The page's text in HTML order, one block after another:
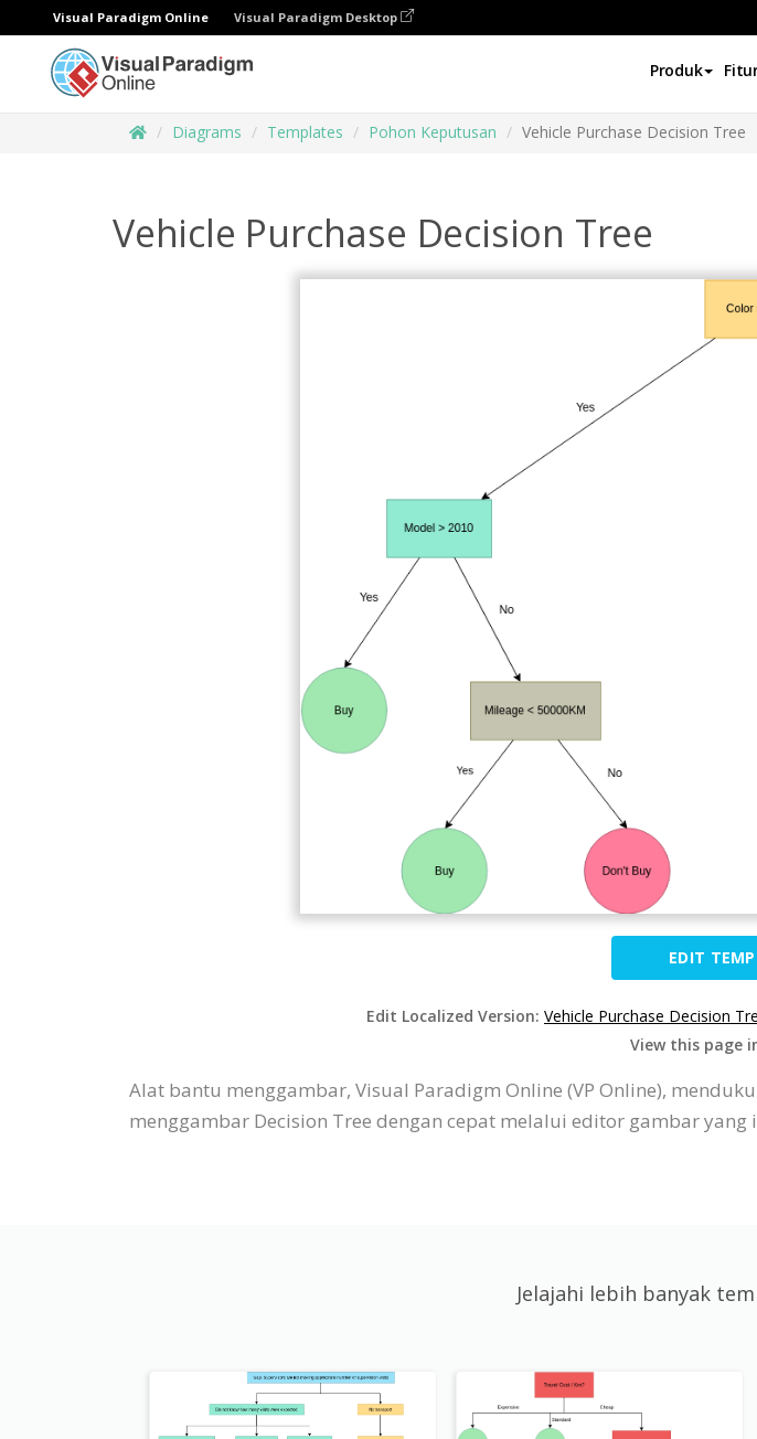
Visual Paradigm Online Visual Paradigm Desktop
Produk
Diagrams Templates Pohon Keputusan Vehicle Purchase Decision Tree
Vehicle Purchase Decision Tree
EDIT
Edit Localized Version: Vehicle Purchase Decision
View this page
Alat bantu menggambar, Visual Paradigm Online (VP Online),
menggambar Decision Tree dengan cepat melalui editor gambar yang
Jelajahi lebih banyak